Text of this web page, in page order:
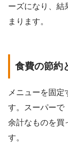
ーズになり、結
まります。
食費の節約
メニューを固定
す。スーパーで
余計なものを買
す。